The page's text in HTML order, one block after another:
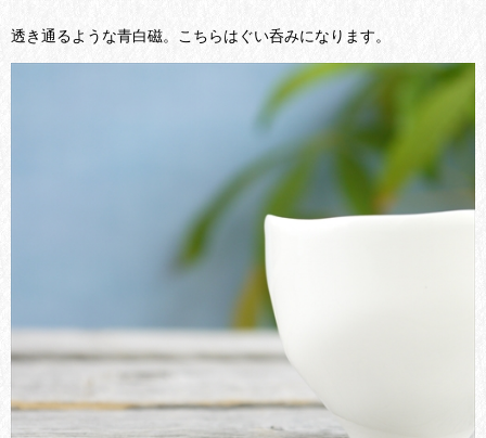
透き通るような青白磁。こちらはぐい呑みになります。